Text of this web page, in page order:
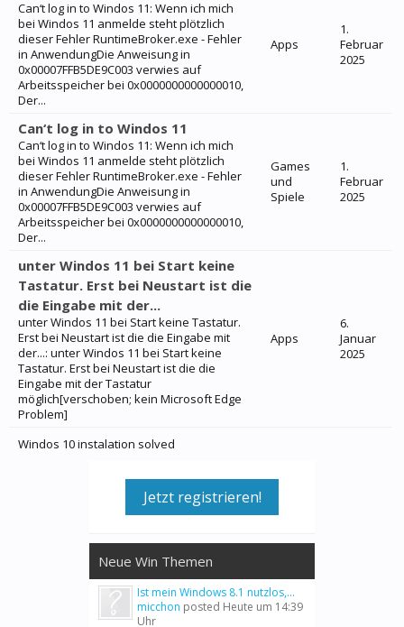
Can‘t log in to Windos 11: Wenn ich mich
bei Windos 11 anmelde steht plötzlich
dieser Fehler RuntimeBroker.exe - Fehler
in AnwendungDie Anweisung in
0x00007FFB5DE9C003 verwies auf
Arbeitsspeicher bei 0x0000000000000010,
Der...
Apps
1.
Februar
2025
Can‘t log in to Windos 11
Can‘t log in to Windos 11: Wenn ich mich
bei Windos 11 anmelde steht plötzlich
dieser Fehler RuntimeBroker.exe - Fehler
in AnwendungDie Anweisung in
0x00007FFB5DE9C003 verwies auf
Arbeitsspeicher bei 0x0000000000000010,
Der...
Games
und
Spiele
1.
Februar
2025
unter Windos 11 bei Start keine
Tastatur. Erst bei Neustart ist die
die Eingabe mit der...
unter Windos 11 bei Start keine Tastatur.
Erst bei Neustart ist die die Eingabe mit
der...: unter Windos 11 bei Start keine
Tastatur. Erst bei Neustart ist die die
Eingabe mit der Tastatur
möglich[verschoben; kein Microsoft Edge
Problem]
Apps
6.
Januar
2025
Windos 10 instalation solved
Jetzt registrieren!
Neue Win Themen
Ist mein Windows 8.1 nutzlos,...
micchon posted Heute um 14:39
Uhr